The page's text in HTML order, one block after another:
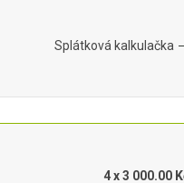
Splátková kalkulačka
4 x 3 000.00